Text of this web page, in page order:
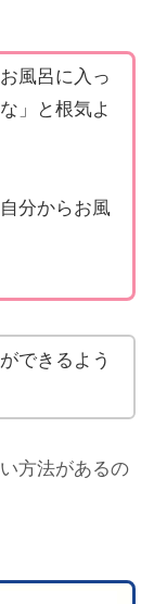
風呂に入っ
」と根気よ
分からお風
できるよう
方法があるの